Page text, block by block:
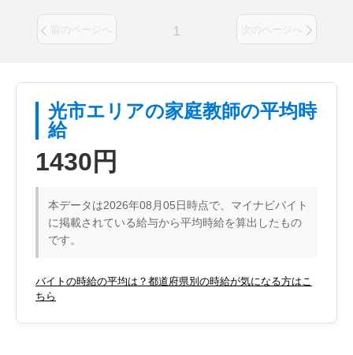
前のページへ 1 次のページへ
光市エリアの家庭教師の平均時
給
1430円
本データは2026年08月05日時点で、マイナビバイト
に掲載されている給与から平均時給を算出したもの
です。
バイトの時給の平均は？都道府県別の時給が気になる方はこ
ちら